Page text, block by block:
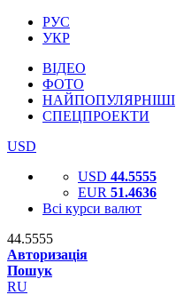
РУС
УКР
ВІДЕО
ФОТО
НАЙПОПУЛЯРНІШІ
СПЕЦПРОЕКТИ
USD
USD 44.5555
EUR 51.4636
Всі курси валют
44.5555
Авторизація
Пошук
RU